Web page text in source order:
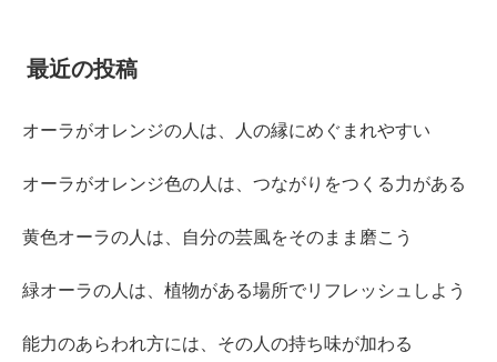
最近の投稿
オーラがオレンジの人は、人の縁にめぐまれやすい
オーラがオレンジ色の人は、つながりをつくる力がある
黄色オーラの人は、自分の芸風をそのまま磨こう
緑オーラの人は、植物がある場所でリフレッシュしよう
能力のあらわれ方には、その人の持ち味が加わる